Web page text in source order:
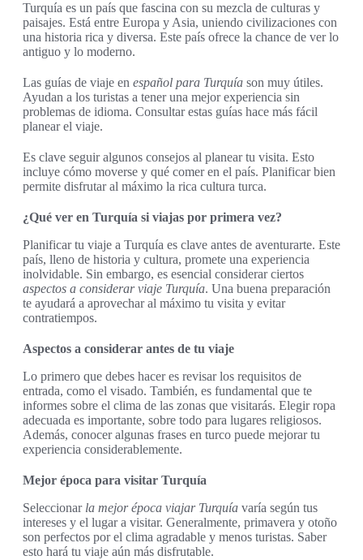
Turquía es un país que fascina con su mezcla de culturas y
paisajes. Está entre Europa y Asia, uniendo civilizaciones con
una historia rica y diversa. Este país ofrece la chance de ver lo
antiguo y lo moderno.
Las guías de viaje en español para Turquía son muy útiles.
Ayudan a los turistas a tener una mejor experiencia sin
problemas de idioma. Consultar estas guías hace más fácil
planear el viaje.
Es clave seguir algunos consejos al planear tu visita. Esto
incluye cómo moverse y qué comer en el país. Planificar bien
permite disfrutar al máximo la rica cultura turca.
¿Qué ver en Turquía si viajas por primera vez?
Planificar tu viaje a Turquía es clave antes de aventurarte. Este
país, lleno de historia y cultura, promete una experiencia
inolvidable. Sin embargo, es esencial considerar ciertos
aspectos a considerar viaje Turquía. Una buena preparación
te ayudará a aprovechar al máximo tu visita y evitar
contratiempos.
Aspectos a considerar antes de tu viaje
Lo primero que debes hacer es revisar los requisitos de
entrada, como el visado. También, es fundamental que te
informes sobre el clima de las zonas que visitarás. Elegir ropa
adecuada es importante, sobre todo para lugares religiosos.
Además, conocer algunas frases en turco puede mejorar tu
experiencia considerablemente.
Mejor época para visitar Turquía
Seleccionar la mejor época viajar Turquía varía según tus
intereses y el lugar a visitar. Generalmente, primavera y otoño
son perfectos por el clima agradable y menos turistas. Saber
esto hará tu viaje aún más disfrutable.